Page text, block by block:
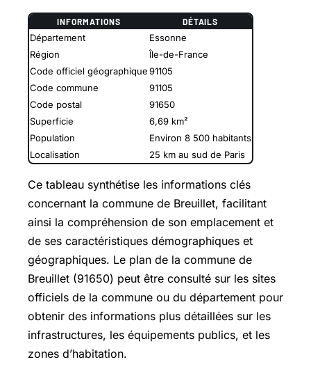
INFORMATIONS DÉTAILS
Département
Essonne
Région
Île-de-France
Code officiel géographique91105
Code commune
91105
Code postal
91650
Superficie
6,69 km²
Population
Environ 8 500 habitants
Localisation
25 km au sud de Paris
Ce tableau synthétise les informations clés
concernant la commune de Breuillet, facilitant
ainsi la compréhension de son emplacement et
de ses caractéristiques démographiques et
géographiques. Le plan de la commune de
Breuillet (91650) peut être consulté sur les sites
officiels de la commune ou du département pour
obtenir des informations plus détaillées sur les
infrastructures, les équipements publics, et les
zones d’habitation.